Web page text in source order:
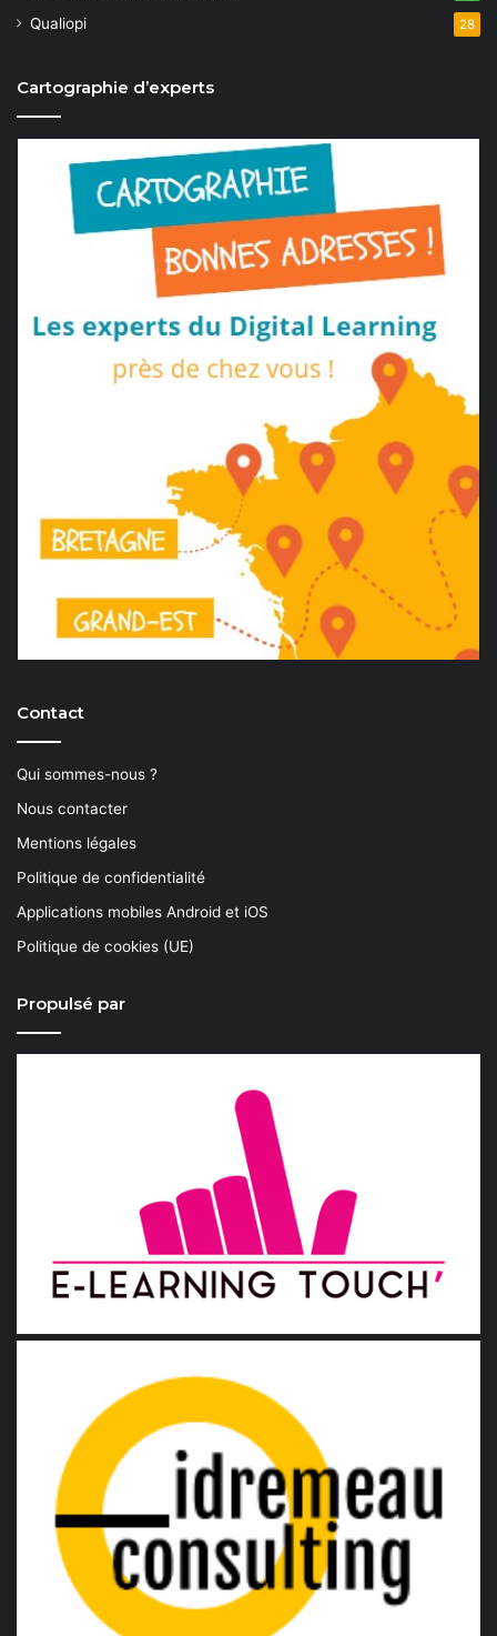
Qualiopi 28
Cartographie d’experts
Contact
Qui sommes-nous ?
Nous contacter
Mentions légales
Politique de confidentialité
Applications mobiles Android et iOS
Politique de cookies (UE)
Propulsé par